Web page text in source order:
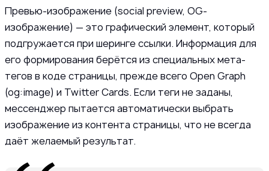
Превью-изображение (social preview, OG-
изображение) — это графический элемент, который
подгружается при шеринге ссылки. Информация для
его формирования берётся из специальных мета-
тегов в коде страницы, прежде всего Open Graph
(og:image) и Twitter Cards. Если теги не заданы,
мессенджер пытается автоматически выбрать
изображение из контента страницы, что не всегда
даёт желаемый результат.